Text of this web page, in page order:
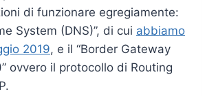
di funzionare egregiamente:
System (DNS)”, di cui abbiamo
2019, e il “Border Gateway
ovvero il protocollo di Routing